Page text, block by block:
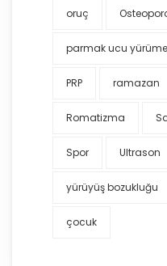
oruç
parmak ucu yürüme
PRP ramazan
Romatizma
Spor Ultrason
yürüyüş bozukluğu
çocuk